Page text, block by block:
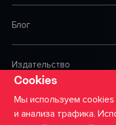
Блог
Издательство
ООО «Сумма
Cookies
Мы используем
и анализа трафика.